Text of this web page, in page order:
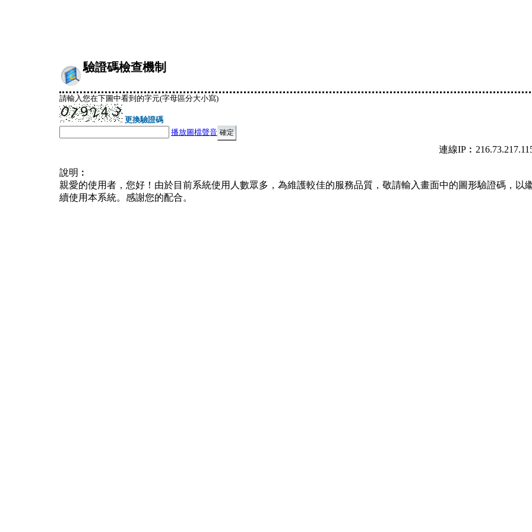
驗證碼檢查機制
請輸入您在下圖中看到的字元(字母區分大小寫)
更換驗證碼
播放圖檔聲音
連線
說明︰
親愛的使用者，您好！由於目前系統使用人數眾多，為維護較佳的服務品質，敬請輸入畫面中的圖形驗證碼，以
續使用本系統。感謝您的配合。